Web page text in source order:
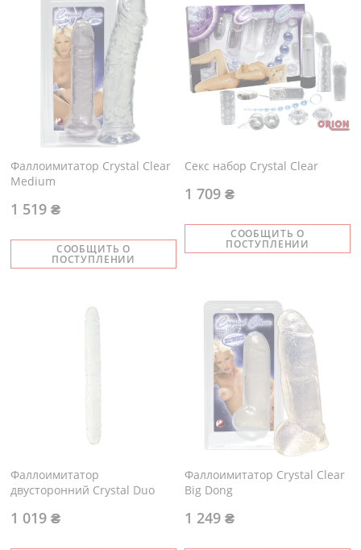
Фаллоимитатор Crystal Clear
Medium
СООБЩИТЬ О
ПОСТУПЛЕНИИ
1 519 ₴
Секс набор Crystal Clear
СООБЩИТЬ О
ПОСТУПЛЕНИИ
1 709 ₴
Фаллоимитатор
двусторонний Crystal Duo
1 019 ₴
Фаллоимитатор Crystal Clear
Big Dong
1 249 ₴